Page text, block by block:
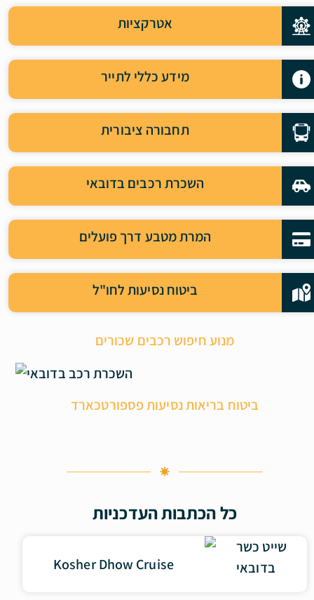
אטרקציות
מידע כללי לתייר
תחבורה ציבורית
השכרת רכבים בדובאי
המרת מטבע דרך פועלים
ביטוח נסיעות לחו"ל
מנוע חיפוש רכבים שכורים
ביטוח בריאות נסיעות פספורטכארד
כל הכתבות העדכניות
Kosher Dhow Cruise